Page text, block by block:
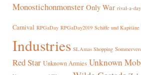
Monostichonmonster Only War rival-a-day
Carnival RPGaDay RPGaDay2019 Schiffe und Kapitäne
Industries SLAmas Shopping
Red Star Unknown Armies Unknown